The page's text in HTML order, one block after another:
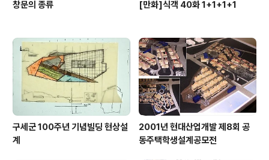
창문의 종류 [만화]식객 40화 1+1+1+1
구세군 100주년 기념빌딩 현상설
계
2001년 현대산업개발 제8회 공
동주택학생설계공모전